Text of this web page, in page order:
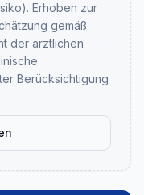
Erhoben zur
gemäß
der ärztlichen
Berücksichtigung